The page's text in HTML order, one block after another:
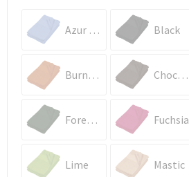
Azur Blue Black
Burnt Orange Chocolate
Forest Green Fuchsia
Lime Mastic